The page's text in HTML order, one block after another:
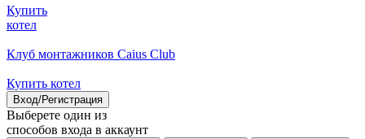
Купить
котел
Клуб монтажников Caius Club
Купить котел
Вход/Регистрация
Выберете один из
способов входа в аккаунт